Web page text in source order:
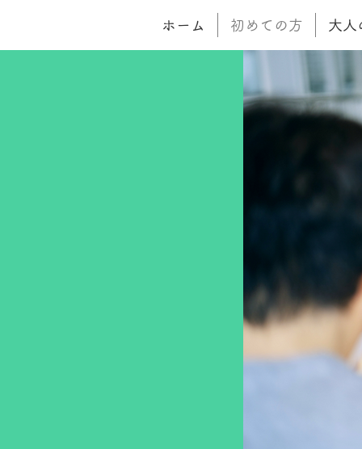
ホーム 初めての方 大人